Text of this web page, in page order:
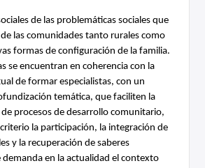
de las problemáticas sociales que
las comunidades tanto rurales como
formas de configuración de la familia.
se encuentran en coherencia con la
de formar especialistas, con un
temática, que faciliten la
procesos de desarrollo comunitario,
la participación, la integración de
y la recuperación de saberes
en la actualidad el contexto